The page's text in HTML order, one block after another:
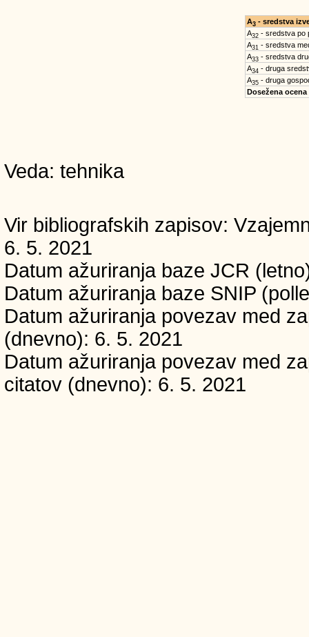
A3- sredstva
A32- sredstva po
A31 - sredstva
A33- sredstva
A34 - druga
A35- druga
Dosežena ocena
Veda: tehnika
Vir bibliografskih zapisov:
6. 5. 2021
Datum ažuriranja baze JCR
Datum ažuriranja baze SNIP
Datum ažuriranja povezav med
(dnevno): 6. 5. 2021
Datum ažuriranja povezav med
citatov (dnevno): 6. 5. 2021